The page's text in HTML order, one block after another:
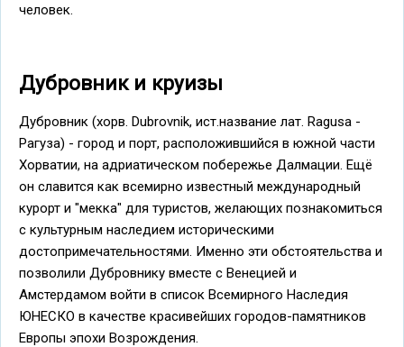
человек.
Дубровник и круизы
Дубровник (хорв. Dubrovnik, ист.название лат. Ragusa -
Рагуза) - город и порт, расположившийся в южной части
Хорватии, на адриатическом побережье Далмации. Ещё
он славится как всемирно известный международный
курорт и "мекка" для туристов, желающих познакомиться
с культурным наследием историческими
достопримечательностями. Именно эти обстоятельства и
позволили Дубровнику вместе с Венецией и
Амстердамом войти в список Всемирного Наследия
ЮНЕСКО в качестве красивейших городов-памятников
Европы эпохи Возрождения.